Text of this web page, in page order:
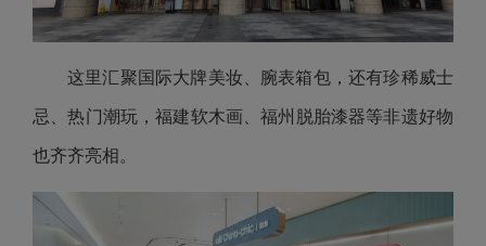
这里汇聚国际大牌美妆、腕表箱包，还有珍稀威士
忌、热门潮玩，福建软木画、福州脱胎漆器等非遗好物
也齐齐亮相。